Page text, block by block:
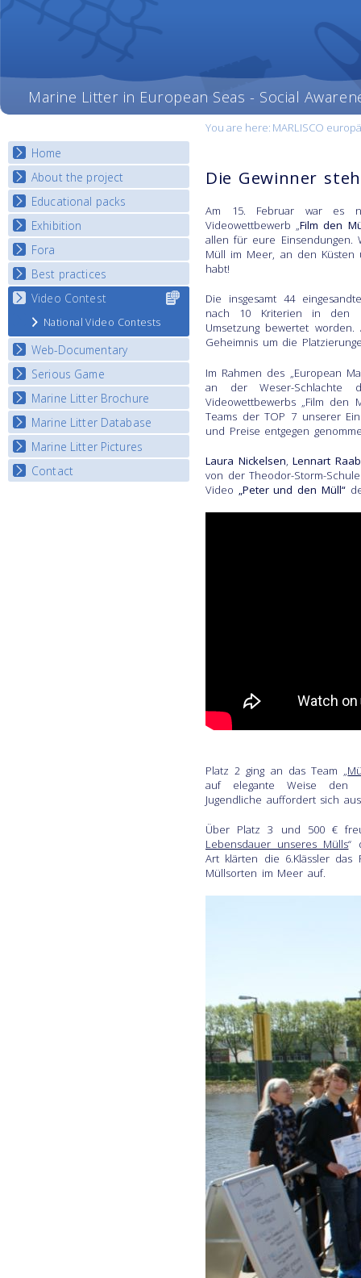
Marine Litter in European Seas - Social
You are here: MARLISCO
Home
About the project
Objectives
Deliverables
Partners
News
Educational packs
E-learning course round I
E-learning course round II
E-learning course round III
E-learning course round IV
Exhibition
National Exhibitions
Exhibition Journey Map
Fora
National Fora Outcomes
Best practices
Best Practice Guide
Map Overview
Listview
Video Contest
National Video Contests
Web-Documentary
Watch Troubled Waters
Serious Game
Start the game
Marine Litter Brochure
Marine Litter Database
Marine Litter Pictures
Contact
Select content
for your
country
Die Gewinner
Am 15. Februar war es
Videowettbewerb „Film den
allen für eure Einsendungen.
Müll im Meer, an den Küsten
habt!
Die insgesamt 44
nach 10 Kriterien in den
Umsetzung bewertet
Geheimnis um die
Im Rahmen des „European
an der Weser-Schlachte
Videowettbewerbs „Film den
Teams der TOP 7 unserer
und Preise entgegen
Laura Nickelsen,Lennart
von der Theodor-Storm-
Video „Peter und den Müll“
Platz 2 ging an das Team „
auf elegante Weise den
Jugendliche auffordert sich
Über Platz 3 und 500 €
Lebensdauer unseres Mülls“
Art klärten die 6.Klässler das
Müllsorten im Meer auf.